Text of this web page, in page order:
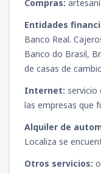
Compras:
Entidades
Banco Real.
Banco do Brasil,
de casas de
Internet: servicio
las empresas que
Alquiler de
Localiza se
Otros servicios: